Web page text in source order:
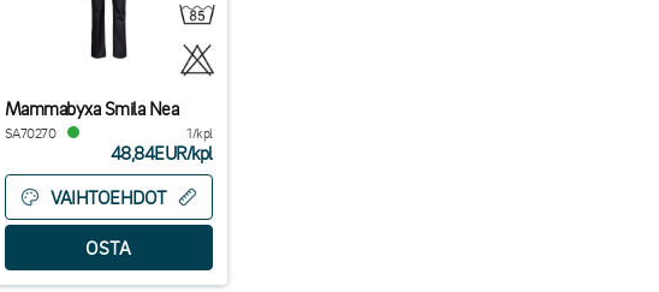
Mammabyxa Smila Nea
SA70270 1/kpl
48,84EUR/kpl
VAIHTOEHDOT